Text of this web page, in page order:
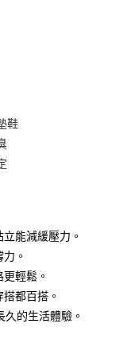
行
業銀行
業銀行
行
行
業銀行
行
）商業銀行
式。 讓您購物簡單
鞋
能減緩壓力。
。
輕鬆。
都百搭。
的生活體驗。